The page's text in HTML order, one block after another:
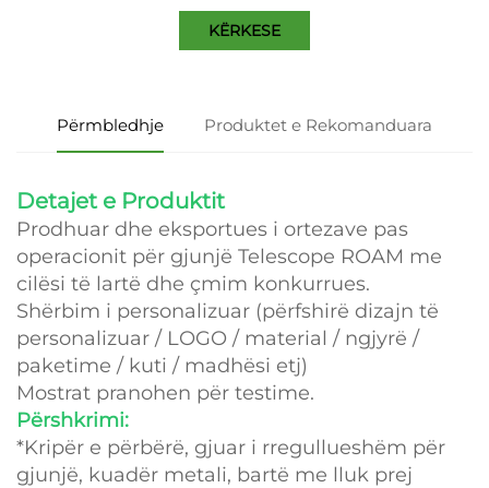
KËRKESE
Përmbledhje Produktet e Rekomanduara
Detajet e Produktit
Prodhuar dhe eksportues i ortezave pas
operacionit për gjunjë Telescope ROAM me
cilësi të lartë dhe çmim konkurrues.
Shërbim i personalizuar (përfshirë dizajn të
personalizuar / LOGO / material / ngjyrë /
paketime / kuti / madhësi etj)
Mostrat pranohen për testime.
Përshkrimi:
*Kripër e përbërë, gjuar i rregullueshëm për
gjunjë, kuadër metali, bartë me lluk prej